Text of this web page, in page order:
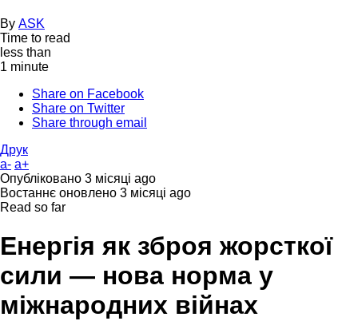
By ASK
Time to read
less than
1 minute
Share on Facebook
Share on Twitter
Share through email
Друк
a- a+
Опубліковано 3 місяці ago
Востаннє оновлено 3 місяці ago
Read so far
Енергія як зброя жорсткої
сили — нова норма у
міжнародних війнах